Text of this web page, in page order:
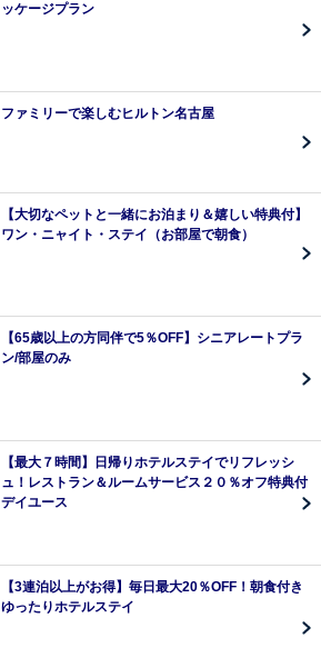
ッケージプラン
ファミリーで楽しむヒルトン名古屋
【大切なペットと一緒にお泊まり＆嬉しい特典付】
ワン・ニャイト・ステイ（お部屋で朝食）
【65歳以上の方同伴で5％OFF】シニアレートプラ
ン/部屋のみ
【最大７時間】日帰りホテルステイでリフレッシ
ュ！レストラン＆ルームサービス２０％オフ特典付
デイユース
【3連泊以上がお得】毎日最大20％OFF！朝食付き
ゆったりホテルステイ